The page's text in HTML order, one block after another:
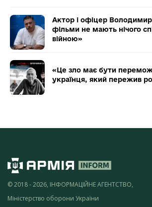
Актор і офіцер
фільми не мають нічого
війною»
«Це зло має бути
українця, який пережив
© 2018 - 2026, ІНФОРМАЦІЙНЕ АГЕНТСТВО,
Міністерство оборони України